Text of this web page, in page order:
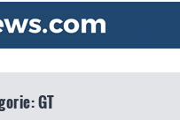
GT